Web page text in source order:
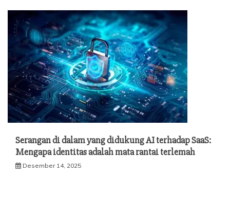
Serangan di dalam yang didukung AI terhadap SaaS:
Mengapa identitas adalah mata rantai terlemah
Desember 14, 2025